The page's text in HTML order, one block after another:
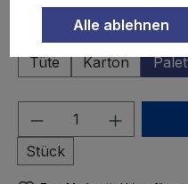
auswählen
Tüte
Karton
Produkt Anzahl:
Stück
Alle ablehnen